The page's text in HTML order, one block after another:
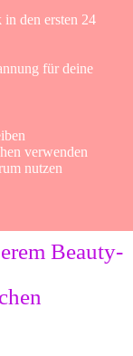
den ersten 24
für deine
verwenden
nutzen
Beauty-